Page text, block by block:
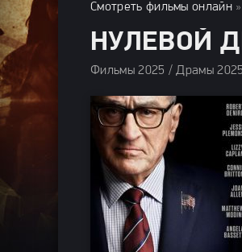
Смотреть фильмы онлайн »
НУЛЕВОЙ
Фильмы 2025 / Драмы